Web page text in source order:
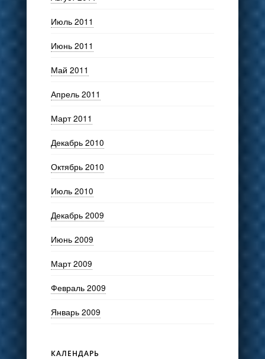
Июль 2011
Июнь 2011
Май 2011
Апрель 2011
Март 2011
Декабрь 2010
Октябрь 2010
Июль 2010
Декабрь 2009
Июнь 2009
Март 2009
Февраль 2009
Январь 2009
КАЛЕНДАРЬ